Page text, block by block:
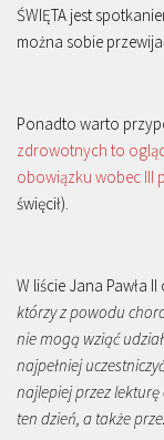
ŚWIĘTA jest
można sobie
Ponadto warto
zdrowotnych to
obowiązku wobec III
święcił).
W liście Jana Pawła
którzy z powodu
nie mogą wziąć
najpełniej
najlepiej przez
ten dzień, a także